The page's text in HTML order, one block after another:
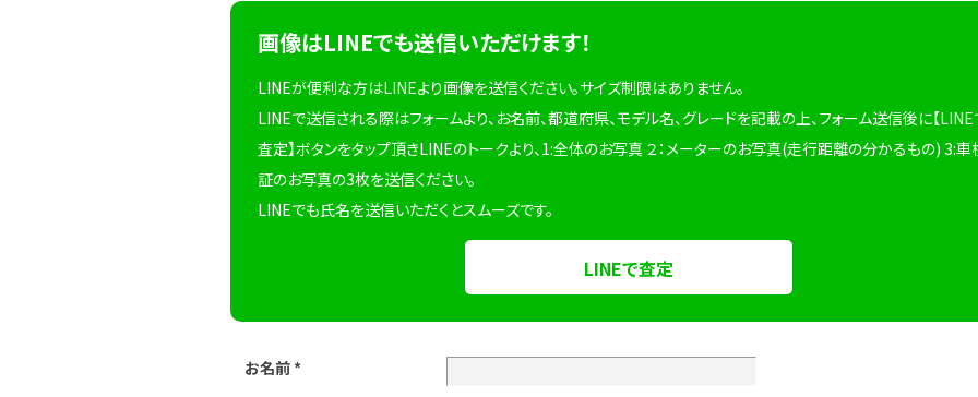
画像はLINEでも送信いただけます！
LINEが便利な方はLINEより画像を送信ください。サイズ制限はありません。
LINEで送信される際はフォームより、お名前、都道府県、モデル名、グレードを記載の上、フォーム送信後に【LINE
査定】ボタンをタップ頂きLINEのトークより、1:全体のお写真 ２：メーターのお写真(走行距離の分かるもの) 3:車
証のお写真の3枚を送信ください。
LINEでも氏名を送信いただくとスムーズです。
LINEで査定
お名前 *